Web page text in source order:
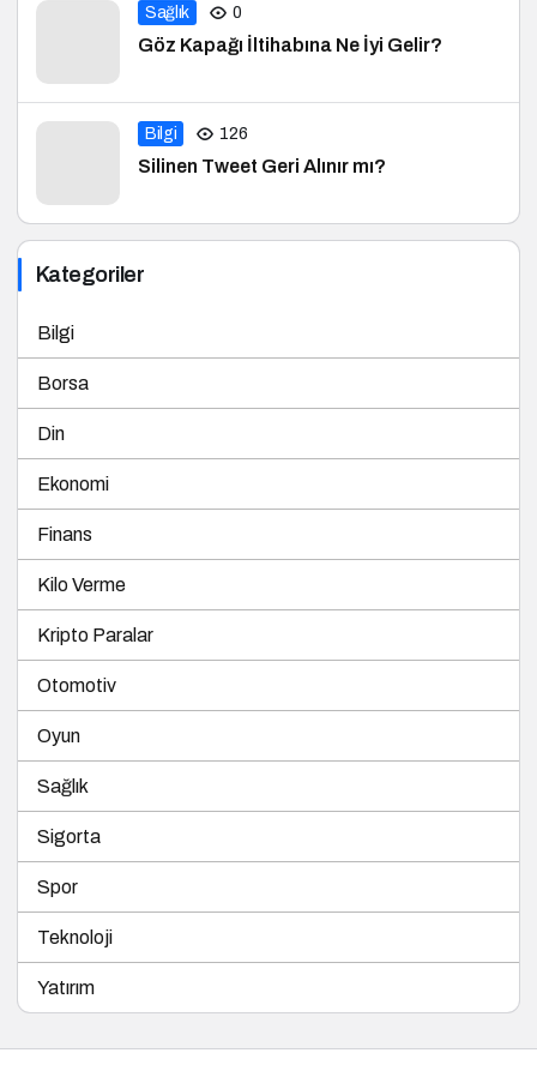
Sağlık 0
Göz Kapağı İltihabına Ne İyi Gelir?
Bilgi 126
Silinen Tweet Geri Alınır mı?
Kategoriler
Bilgi
Borsa
Din
Ekonomi
Finans
Kilo Verme
Kripto Paralar
Otomotiv
Oyun
Sağlık
Sigorta
Spor
Teknoloji
Yatırım